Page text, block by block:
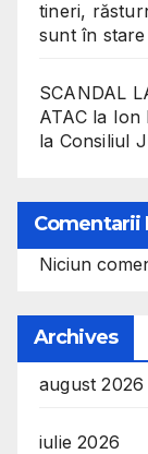
tineri,
sunt în
SCANDAL
ATAC la
la Consiliul
Comentarii
Niciun
Archives
august 2026
iulie 2026